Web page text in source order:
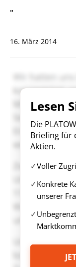
"
16. März 2014
Lesen
Die
Briefing für
Aktien.
Voller
Konkrete
unserer